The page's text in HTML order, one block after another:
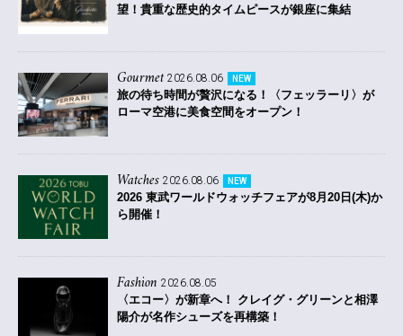
望！貴重な歴史的タイムピースが銀座に集結
Gourmet 2026.08.06 NEW
旅の待ち時間が贅沢になる！〈フェッラーリ〉が
ローマ空港に美食空間をオープン！
Watches 2026.08.06 NEW
2026 東武ワールドウォッチフェアが8月20日(木)か
ら開催！
Fashion 2026.08.05
〈エコー〉が新章へ！ クレイグ・グリーンと相澤
陽介が名作シューズを再構築！